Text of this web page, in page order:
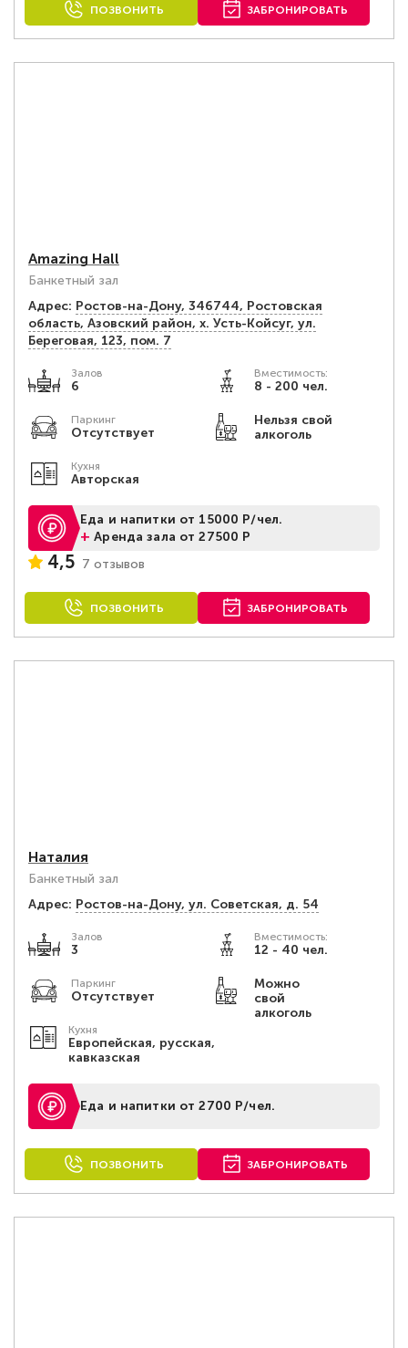
ПОЗВОНИТЬ ЗАБРОНИРОВАТЬ
Amazing Hall
Банкетный зал
Адрес: Ростов-на-Дону, 346744, Ростовская
область, Азовский район, х. Усть-Койсуг, ул.
Береговая, 123, пом. 7
Залов
6
Вместимость:
8 - 200 чел.
Паркинг
Отсутствует
Нельзя свой
алкоголь
Кухня
Авторская
Еда и напитки от 15000 Р/чел.
+Аренда зала от 27500 Р
4,5 7 отзывов
ПОЗВОНИТЬ ЗАБРОНИРОВАТЬ
Наталия
Банкетный зал
Адрес: Ростов-на-Дону, ул. Советская, д. 54
Залов
3
Вместимость:
12 - 40 чел.
Паркинг
Отсутствует
Можно
свой
алкоголь
Кухня
Европейская, русская,
кавказская
Еда и напитки от 2700 Р/чел.
ПОЗВОНИТЬ ЗАБРОНИРОВАТЬ